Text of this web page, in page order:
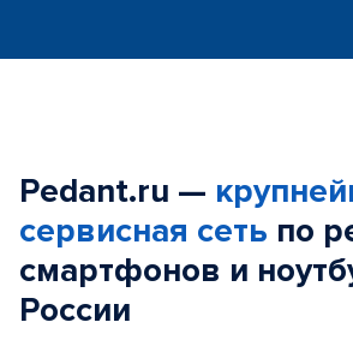
Pedant.ru —
сервисная сеть по
смартфонов и
России